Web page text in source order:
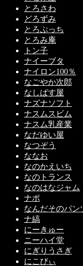
とろさわ
どろずみ
とろぷっち
とろみ庵
トン子
ナイーブタ
ナイロン100％
なごやか次郎
なしぱす屋
ナズナソフト
ナスムスビム
ナスム乳産業
なだゆい屋
なつぞう
ななお
なのかえいち
なのトランス
なのはなジャム
ナポ
なんだそのパ
ナ縞
にーきゅー
ニーハイ堂
にぎりうさぎ
にこびぃ